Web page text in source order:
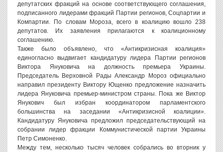
депутатских фракций на основе соответствующего соглашения,
подписанного лидерами фракций Партии регионов, Соцпартии и
Компартии. По словам Мороза, всего в коалицию вошло 238
депутатов. Их заявления прилагаются к коалиционному
соглашению.
Также было объявлено, что «Антикризисная коалиция»
единогласно выдвигает кандидатуру лидера Партии регионов
Виктора Януковича на должность премьера Украины.
Председатель Верховной Рады Александр Мороз официально
направил президенту Виктору Ющенко предложение назначить
лидера Януковича премьер-министром страны. Пока же Виктор
Янукович был избран координатором парламентского
большинства на заседании «Антикризисной коалиции».
Кандидатуру Януковича предложил председательствующий на
собрании лидер фракции Коммунистической партии Украины
Петр Симоненко.
Между тем, несколько тысяч человек собрались во вторник у